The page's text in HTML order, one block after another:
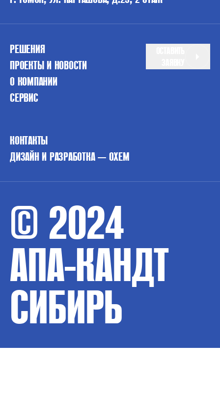
РЕШЕНИЯ
ПРОЕКТЫ И НОВОСТИ
О КОМПАНИИ
СЕРВИС
КОНТАКТЫ
ДИЗАЙН И РАЗРАБОТКА — OXEM
© 2024
АПА-КАНДТ
СИБИРЬ